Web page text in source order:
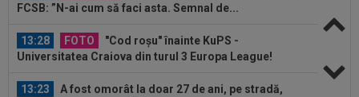
FCSB: ”N-ai cum să faci asta. Semnal de...
13:28 FOTO
"Cod roșu" înainte KuPS -
Universitatea Craiova din turul 3 Europa League!
13:23
A fost omorât la doar 27 de ani, pe stradă,